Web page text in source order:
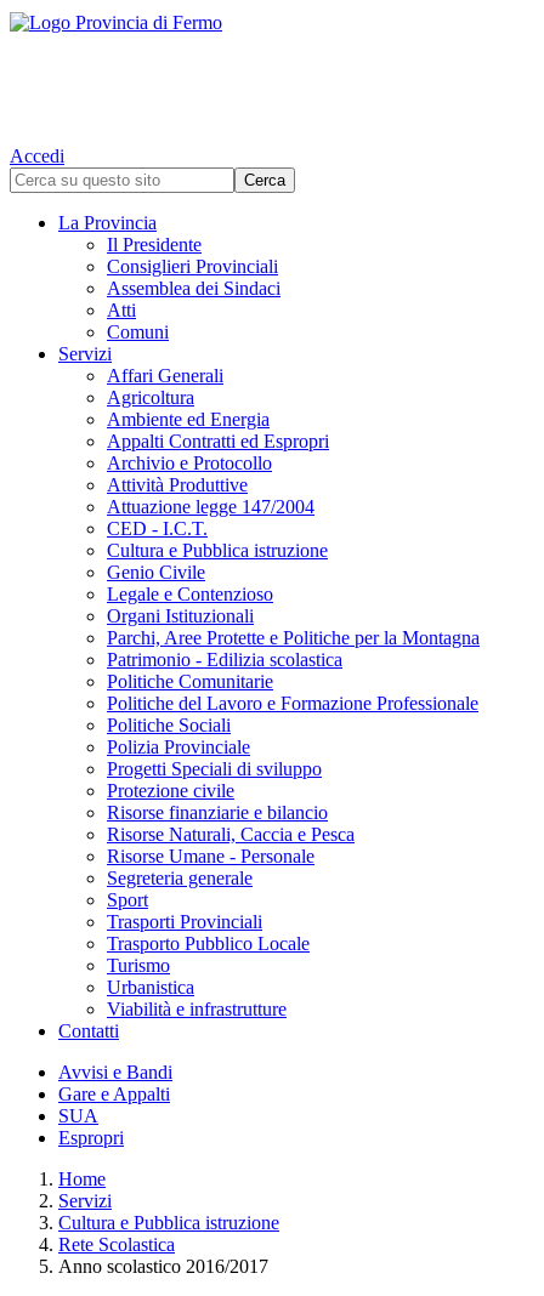
Accedi
La Provincia
Il Presidente
Consiglieri Provinciali
Assemblea dei Sindaci
Atti
Comuni
Servizi
Affari Generali
Agricoltura
Ambiente ed Energia
Appalti Contratti ed Espropri
Archivio e Protocollo
Attività Produttive
Attuazione legge 147/2004
CED - I.C.T.
Cultura e Pubblica istruzione
Genio Civile
Legale e Contenzioso
Organi Istituzionali
Parchi, Aree Protette e Politiche per la Montagna
Patrimonio - Edilizia scolastica
Politiche Comunitarie
Politiche del Lavoro e Formazione Professionale
Politiche Sociali
Polizia Provinciale
Progetti Speciali di sviluppo
Protezione civile
Risorse finanziarie e bilancio
Risorse Naturali, Caccia e Pesca
Risorse Umane - Personale
Segreteria generale
Sport
Trasporti Provinciali
Trasporto Pubblico Locale
Turismo
Urbanistica
Viabilità e infrastrutture
Contatti
Avvisi e Bandi
Gare e Appalti
SUA
Espropri
Home
Servizi
Cultura e Pubblica istruzione
Rete Scolastica
Anno scolastico 2016/2017